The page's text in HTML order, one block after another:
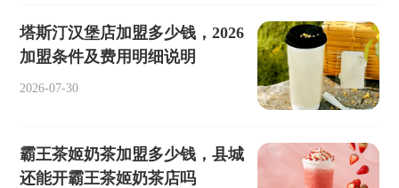
塔斯汀汉堡店加盟多少钱，2026
加盟条件及费用明细说明
2026-07-30
霸王茶姬奶茶加盟多少钱，县城
还能开霸王茶姬奶茶店吗